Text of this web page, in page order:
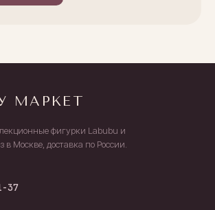
МАРКЕТ
фигурки Labubu и
в Москве, доставка по России.
37